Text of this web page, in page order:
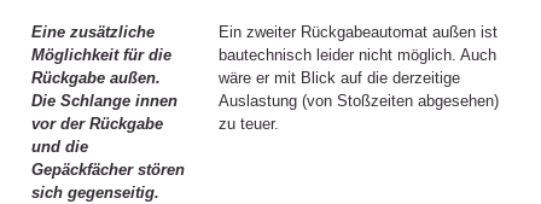
Eine zusätzliche
Möglichkeit für die
Rückgabe außen.
Die Schlange innen
vor der Rückgabe
und die
Gepäckfächer stören
sich gegenseitig.
Ein zweiter Rückgabeautomat außen ist
bautechnisch leider nicht möglich. Auch
wäre er mit Blick auf die derzeitige
Auslastung (von Stoßzeiten abgesehen)
zu teuer.